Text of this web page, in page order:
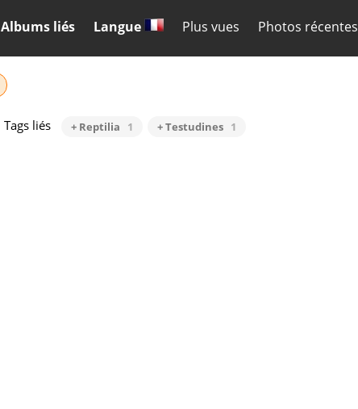
Albums liés Langue Plus vues Photos récentes
Tags liés + Reptilia 1 + Testudines 1